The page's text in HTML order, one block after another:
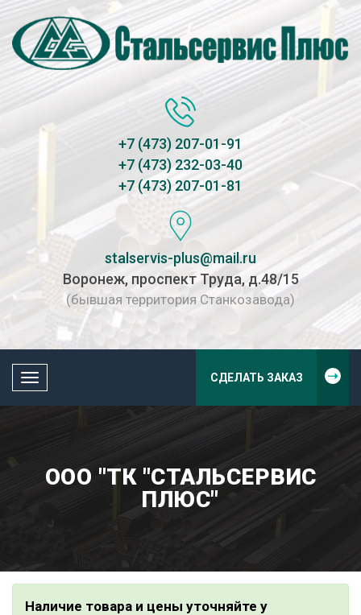
+7 (473) 207-01-91
+7 (473) 232-03-40
+7 (473) 207-01-81
stalservis-plus@mail.ru
Воронеж, проспект Труда, д.48/15
(бывшая территория Станкозавода)
Toggle
СДЕЛАТЬ ЗАКАЗ
ООО "ТК "СТАЛЬСЕРВИС
ПЛЮС"
Наличие товара и цены уточняйте у